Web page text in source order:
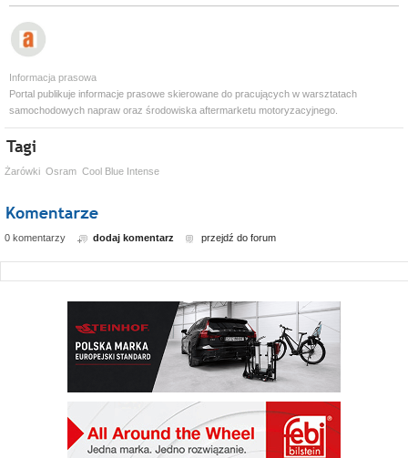
Informacja prasowa
Portal publikuje informacje prasowe skierowane do pracujących w warsztatach
samochodowych napraw oraz środowiska aftermarketu motoryzacyjnego.
Żarówki Osram Cool Blue Intense
0 komentarzy dodaj komentarz przejdź do forum